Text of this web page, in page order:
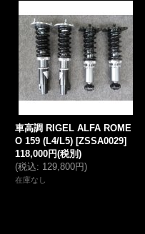
車高調 RIGEL ALFA ROME
O 159 (L4/L5) [ZSSA0029]
118,000円(税別)
(税込: 129,800円)
在庫なし